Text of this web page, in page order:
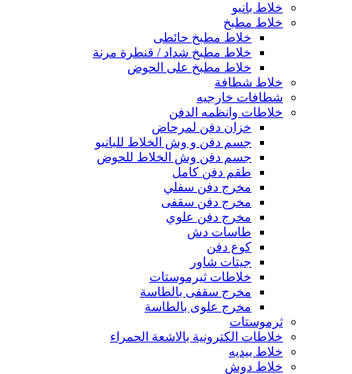
خلاط بانيو
خلاط مطبخ
خلاط مطبخ حائطى
خلاط مطبخ شداد / قنطرة مرنة
خلاط مطبخ على الحوض
خلاط شطافة
شطافات خارجيه
خلاطات وانظمه الدفن
خزان دفن لمرحاض
جسم دفن و وش الخلاط للبانيو
جسم دفن وش الخلاط للحوض
طقم دفن كامل
مخرج دفن سفلي
مخرج دفن سقفى
مخرج دفن علوي
طاسات دش
كوع دفن
جيتات شاور
خلاطات ثيرموستات
مخرج سقفى بالطاسة
مخرج علوى بالطاسة
ثرموستات
خلاطات الكترونية بالاشعة الحمراء
خلاط بيديه
خلاط دوش